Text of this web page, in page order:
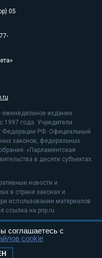
05
еженедельное издание
1997 года. Учредители
Федерации РФ. Официальный
законов, федеральных
«Парламентская
в десяти субъектах
новости и
в стране законах и
использовании материалов
ссылка на pnp.ru
рекомендательные
соглашаетесь с
cookie